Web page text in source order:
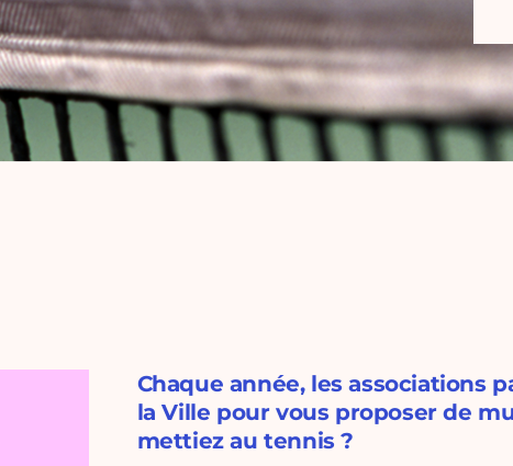
Chaque année, les associations
la Ville pour vous proposer de
mettiez au tennis ?